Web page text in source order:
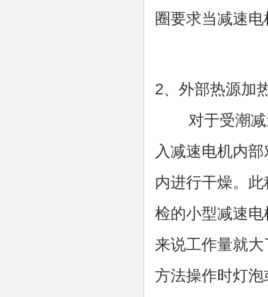
圈要求当减速
2、外部热源加
对于受潮减
入减速电机内
内进行干燥。
检的小型减速
来说工作量就
方法操作时灯